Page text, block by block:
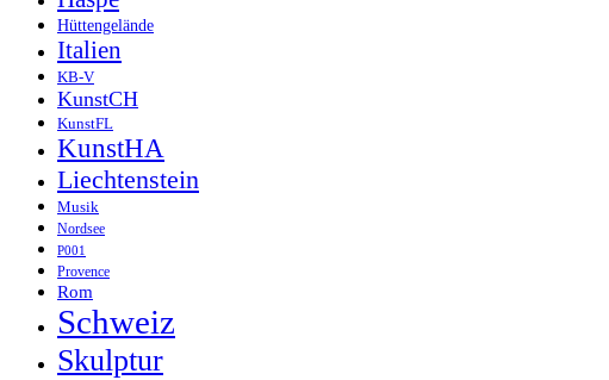
Hüttengelände
Italien
KB-V
KunstCH
KunstFL
KunstHA
Liechtenstein
Musik
Nordsee
P001
Provence
Rom
Schweiz
Skulptur